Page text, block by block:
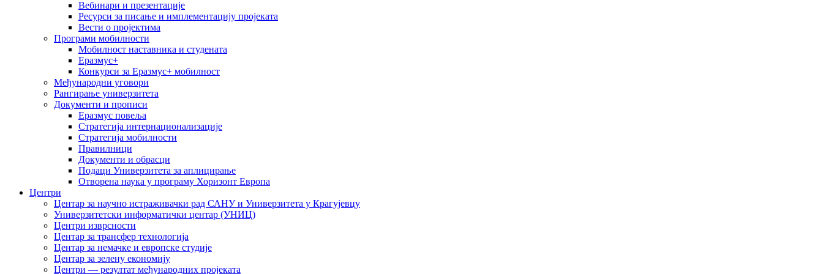
Вебинари и презентације
Ресурси за писање и имплементацију пројеката
Вести о пројектима
Програми мобилности
Мобилност наставника и студената
Еразмус+
Конкурси за Еразмус+ мобилност
Међународни уговори
Рангирање универзитета
Документи и прописи
Еразмус повеља
Стратегија интернационализације
Стратегија мобилности
Правилници
Документи и обрасци
Подаци Универзитета за аплицирање
Отворена наука у програму Хоризонт Европа
Центри
Центар за научно истраживачки рад САНУ и Универзитета у Крагујевцу
Универзитетски информатички центар (УНИЦ)
Центри изврсности
Центар за трансфер технологија
Центар за немачке и европске студије
Центар за зелену економију
Центри — резултат међународних пројеката